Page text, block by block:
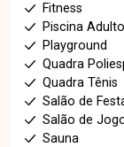
Fitness
Piscina Adulto
Playground
Quadra
Quadra Tênis
Salão de
Salão de
Sauna